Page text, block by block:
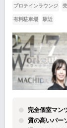
プロテインラウンジ
有料駐車場 駅近
完全個室マン
質の高いパー